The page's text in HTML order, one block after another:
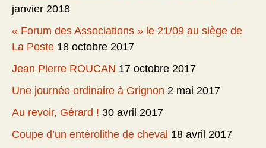
janvier 2018
« Forum des Associations » le 21/09 au siège de
La Poste 18 octobre 2017
Jean Pierre ROUCAN 17 octobre 2017
Une journée ordinaire à Grignon 2 mai 2017
Au revoir, Gérard ! 30 avril 2017
Coupe d’un entérolithe de cheval 18 avril 2017